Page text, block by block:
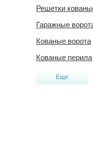
Решетки
Гаражные
Кованые ворота
Кованые перила
Еще